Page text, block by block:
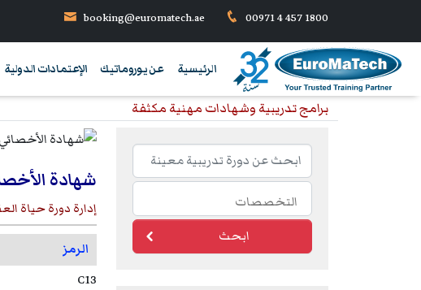
00971 4 457 1800
booking@euromatech.ae
الرئيسية عن يوروماتيك الإعتمادات الدولية
برامج تدريبية وشهادات مهنية مكثفة
شهادة
إدارة دورة حياة
الرمز
C13
ابحث